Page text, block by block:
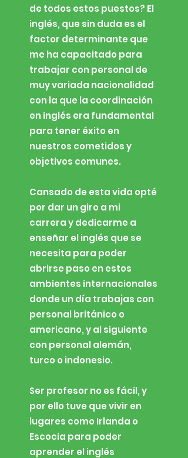
de todos estos puestos? El
inglés, que sin duda es el
factor determinante que
me ha capacitado para
trabajar con personal de
muy variada nacionalidad
con la que la coordinación
en inglés era fundamental
para tener éxito en
nuestros cometidos y
objetivos comunes.
Cansado de esta vida opté
por dar un giro a mi
carrera y dedicarme a
enseñar el inglés que se
necesita para poder
abrirse paso en estos
ambientes internacionales
donde un día trabajas con
personal británico o
americano, y al siguiente
con personal alemán,
turco o indonesio.
Ser profesor no es fácil, y
por ello tuve que vivir en
lugares como Irlanda o
Escocia para poder
aprender el inglés